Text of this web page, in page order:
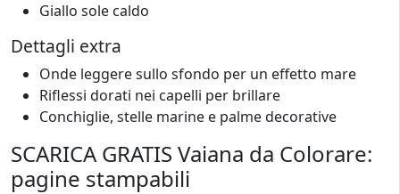
Giallo sole caldo
Dettagli extra
Onde leggere sullo sfondo per un effetto mare
Riflessi dorati nei capelli per brillare
Conchiglie, stelle marine e palme decorative
SCARICA GRATIS Vaiana da Colorare:
pagine stampabili